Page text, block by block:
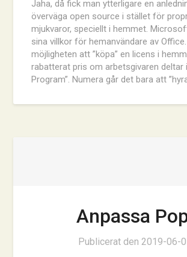
Jaha, då fick man ytterligare en
överväga open source i stället för
mjukvaror, speciellt i hemmet.
sina villkor för hemanvändare av
möjligheten att ”köpa” en licens i
rabatterat pris om arbetsgivaren deltar
Program”. Numera går det bara att
Anpassa
Publicerat den 2019-06-